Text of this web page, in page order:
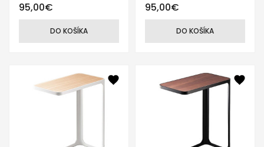
95,00€
DO KOŠÍKA
95,00€
DO KOŠÍKA